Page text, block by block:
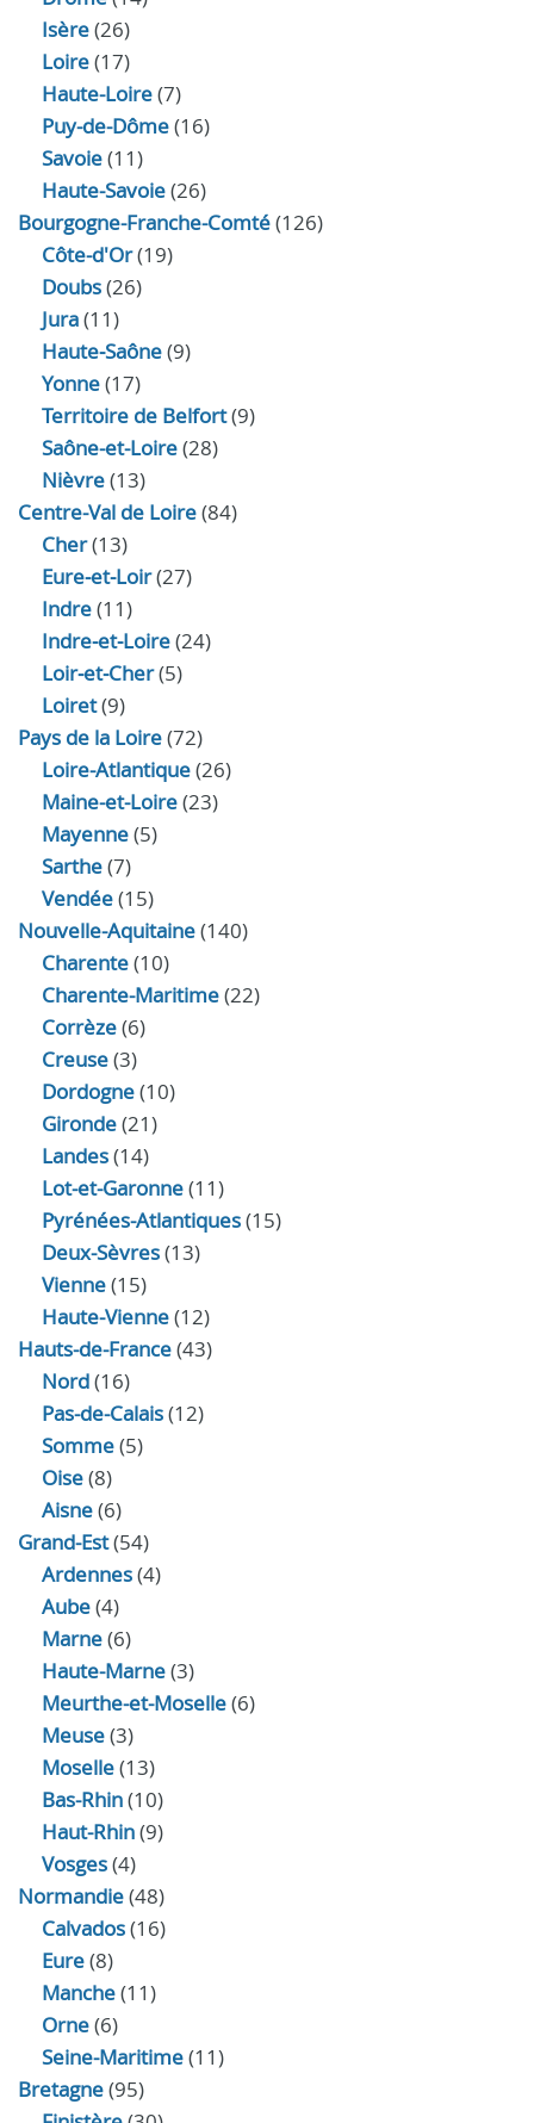
Isère(26)
Loire(17)
Haute-Loire(7)
Puy-de-Dôme(16)
Savoie(11)
Haute-Savoie(26)
Bourgogne-Franche-Comté(126)
Côte-d'Or(19)
Doubs(26)
Jura(11)
Haute‑Saône(9)
Yonne(17)
Territoire de Belfort(9)
Saône-et-Loire(28)
Nièvre(13)
Centre-Val de Loire(84)
Cher(13)
Eure‑et‑Loir(27)
Indre(11)
Indre‑et‑Loire(24)
Loir‑et‑Cher(5)
Loiret(9)
Pays de la Loire(72)
Loire-Atlantique(26)
Maine-et-Loire(23)
Mayenne(5)
Sarthe(7)
Vendée(15)
Nouvelle-Aquitaine(140)
Charente(10)
Charente-Maritime(22)
Corrèze(6)
Creuse(3)
Dordogne(10)
Gironde(21)
Landes(14)
Lot-et-Garonne(11)
Pyrénées-Atlantiques(15)
Deux-Sèvres(13)
Vienne(15)
Haute-Vienne(12)
Hauts-de-France(43)
Nord(16)
Pas-de-Calais(12)
Somme(5)
Oise(8)
Aisne(6)
Grand-Est(54)
Ardennes(4)
Aube(4)
Marne(6)
Haute-Marne(3)
Meurthe-et-Moselle(6)
Meuse(3)
Moselle(13)
Bas-Rhin(10)
Haut-Rhin(9)
Vosges(4)
Normandie(48)
Calvados(16)
Eure(8)
Manche(11)
Orne(6)
Seine-Maritime(11)
Bretagne(95)